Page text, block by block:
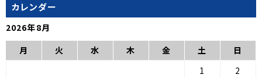
カレンダー
2026年8月
月
火 水 木 金 土
日
1
2